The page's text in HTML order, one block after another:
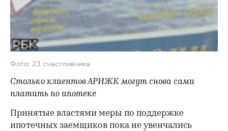
Фото: 23 счастливчика
Столько клиентов АРИЖК могут снова сами
платить по ипотеке
Принятые властями меры по под­дер­жке
ипотечных заемщиков пока не увенчались